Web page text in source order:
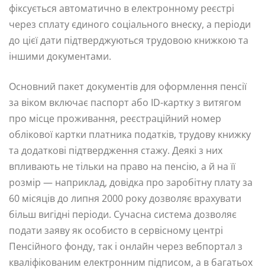
фіксується автоматично в електронному реєстрі
через сплату єдиного соціального внеску, а періоди
до цієї дати підтверджуються трудовою книжкою та
іншими документами.
Основний пакет документів для оформлення пенсії
за віком включає паспорт або ID-картку з витягом
про місце проживання, реєстраційний номер
облікової картки платника податків, трудову книжку
та додаткові підтвердження стажу. Деякі з них
впливають не тільки на право на пенсію, а й на її
розмір — наприклад, довідка про заробітну плату за
60 місяців до липня 2000 року дозволяє врахувати
більш вигідні періоди. Сучасна система дозволяє
подати заяву як особисто в сервісному центрі
Пенсійного фонду, так і онлайн через вебпортал з
кваліфікованим електронним підписом, а в багатьох